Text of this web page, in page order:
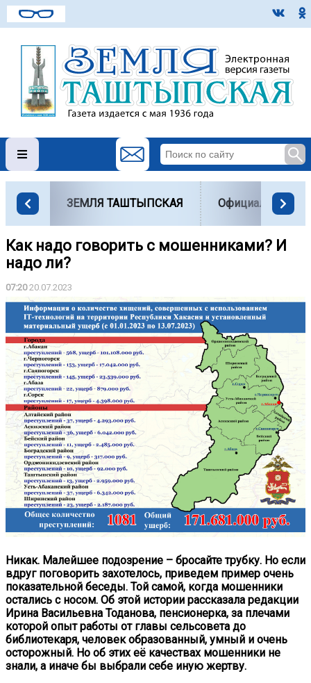
ЗЕМЛЯ ТАШТЫПСКАЯ Официально
Как надо говорить с мошенниками? И
надо ли?
07:2020.07.2023
Никак. Малейшее подозрение – бросайте трубку. Но если
вдруг поговорить захотелось, приведем пример очень
показательной беседы. Той самой, когда мошенники
остались с носом. Об этой истории рассказала редакции
Ирина Васильевна Тоданова, пенсионерка, за плечами
которой опыт работы от главы сельсовета до
библиотекаря, человек образованный, умный и очень
осторожный. Но об этих её качествах мошенники не
знали, а иначе бы выбрали себе иную жертву.